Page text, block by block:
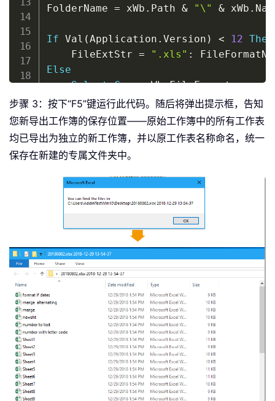
FolderName = xWb . Path & "\" & xWb .
If Val (Application . Version ) < 12 Then
    FileExtStr
= ".xls" :
Else
Select Case xWb.FileFormat
Case 51:
            FileExtStr
= ".xlsx":
Case
:
If
Application .
                FileExtStr
Else
End If
            FileExtStr
Case
            FileExtStr
= ".xlsb":
End Select
End
MkDir FolderName
xWs In xWb.
GoTo NErro
.Visible = xlSheetVisible
步骤 3：按下“F5”键运行此代码。随后将弹出提示框，告知
您新导出工作簿的保存位置——原始工作簿中的所有工作表
均已导出为独立的新工作簿，并以原工作表名称命名，统一
保存在新建的专属文件夹中。